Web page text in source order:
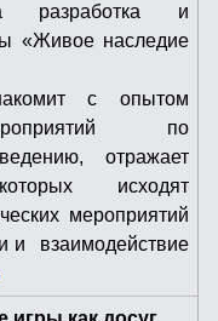
разработка и
«Живое наследие
с опытом
по
отражает
исходят
мероприятий
и взаимодействие